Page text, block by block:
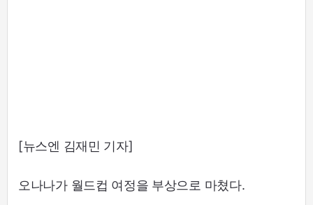
[뉴스엔 김재민 기자]
오나나가 월드컵 여정을 부상으로 마쳤다.